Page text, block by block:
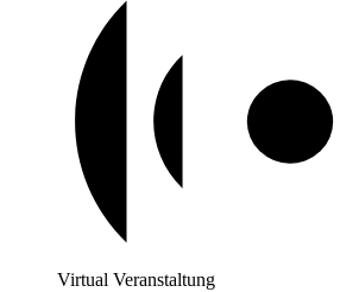
Virtual Veranstaltung